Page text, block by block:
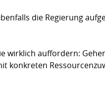
die Regierung
wirklich auffordern:
konkreten